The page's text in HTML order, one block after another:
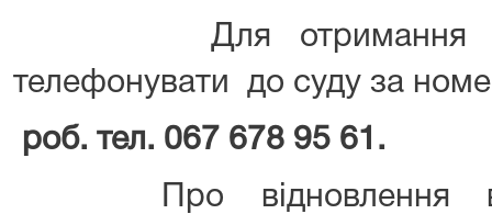
Для отримання
телефонувати до суду за
роб. тел. 067 678 95 61.
Про відновлення